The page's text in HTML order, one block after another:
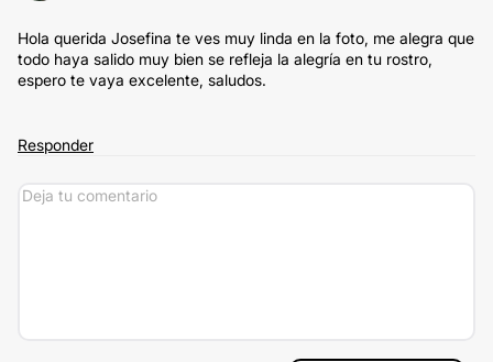
Hola querida Josefina te ves muy linda en la foto, me alegra que
todo haya salido muy bien se refleja la alegría en tu rostro,
espero te vaya excelente, saludos.
Responder